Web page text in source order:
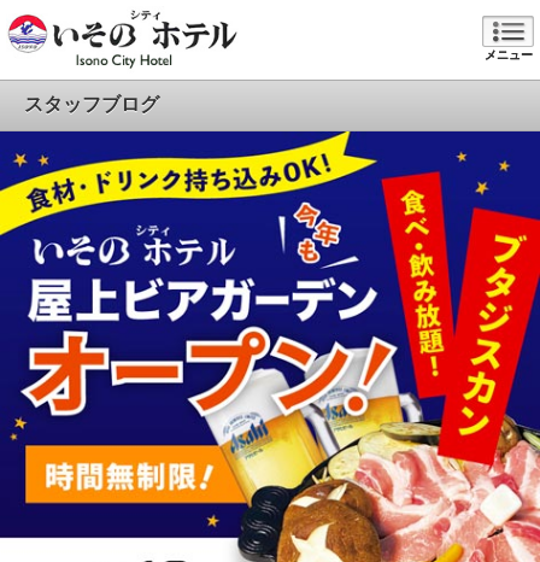
メニュー
スタッフブログ